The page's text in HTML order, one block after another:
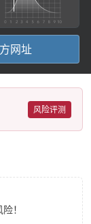
网址
风险评测
！